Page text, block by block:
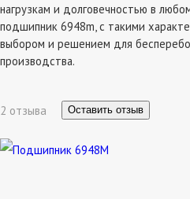
нагрузкам и долговечностью в
подшипник 6948m, с такими
выбором и решением для
производства.
2 отзыва Оставить отзыв